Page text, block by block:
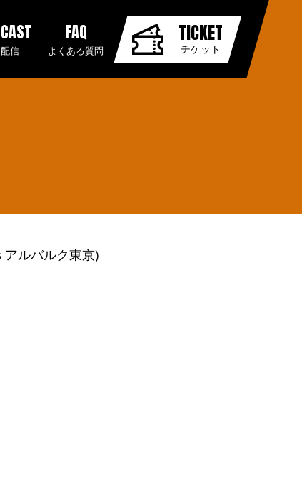
信
FAQ
よくある質問
TICKET
チケット
ルバルク東京)